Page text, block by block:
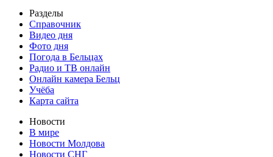
Разделы
Справочник
Видео дня
Фото дня
Погода в Бельцах
Радио и ТВ онлайн
Онлайн камера Бельц
Учёба
Карта сайта
Новости
В мире
Новости Молдова
Новости СНГ